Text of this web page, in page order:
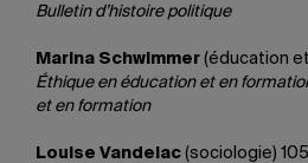
Bulletin d’histoire politique
Marina Schwimmer (éducation
Éthique en éducation et en
et en formation
Louise Vandelac (sociologie)